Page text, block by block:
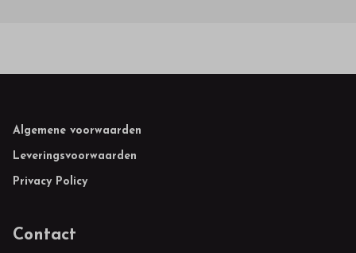
Footer
Algemene voorwaarden
Leveringsvoorwaarden
Privacy Policy
Contact